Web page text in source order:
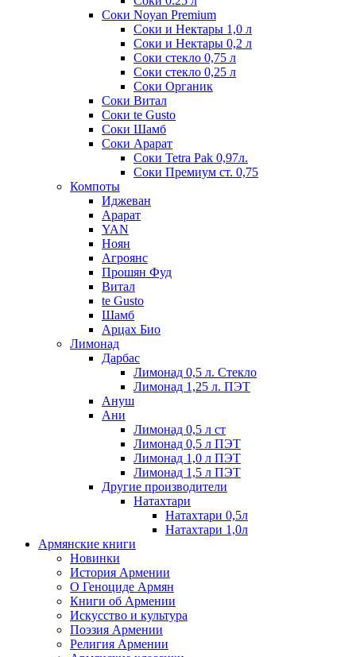
Соки Noyan Premium
Соки и Нектары 1,0 л
Соки и Нектары 0,2 л
Соки стекло 0,75 л
Соки стекло 0,25 л
Соки Органик
Соки Витал
Соки te Gusto
Соки Шамб
Соки Арарат
Соки Tetra Pak 0,97л.
Соки Премиум ст. 0,75
Компоты
Иджеван
Арарат
YAN
Ноян
Агроянс
Прошян Фуд
Витал
te Gusto
Шамб
Арцах Био
Лимонад
Дарбас
Лимонад 0,5 л. Стекло
Лимонад 1,25 л. ПЭТ
Ануш
Ани
Лимонад 0,5 л ст
Лимонад 0,5 л ПЭТ
Лимонад 1,0 л ПЭТ
Лимонад 1,5 л ПЭТ
Другие производители
Натахтари
Натахтари 0,5л
Натахтари 1,0л
Армянские книги
Новинки
История Армении
О Геноциде Армян
Книги об Армении
Иcкусство и культура
Поэзия Армении
Религия Армении